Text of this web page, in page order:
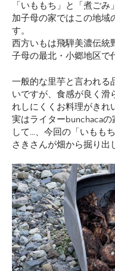
「いももち」と「煮ごみ
加子母の家ではこの地域
す。
西方いもは飛騨美濃伝統
子母の最北・小郷地区で
一般的な里芋と言われる
いですが、食感が良く滑
れしにくくお料理がきれ
実はライターbunchaca
して…、今回の「いもも
さきさんが畑から掘り出